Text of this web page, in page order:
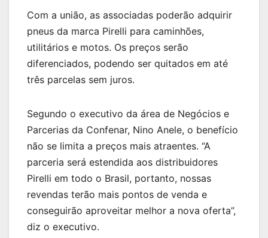
Com a união, as associadas poderão adquirir
pneus da marca Pirelli para caminhões,
utilitários e motos. Os preços serão
diferenciados, podendo ser quitados em até
três parcelas sem juros.
Segundo o executivo da área de Negócios e
Parcerias da Confenar, Nino Anele, o benefício
não se limita a preços mais atraentes. “A
parceria será estendida aos distribuidores
Pirelli em todo o Brasil, portanto, nossas
revendas terão mais pontos de venda e
conseguirão aproveitar melhor a nova oferta”,
diz o executivo.